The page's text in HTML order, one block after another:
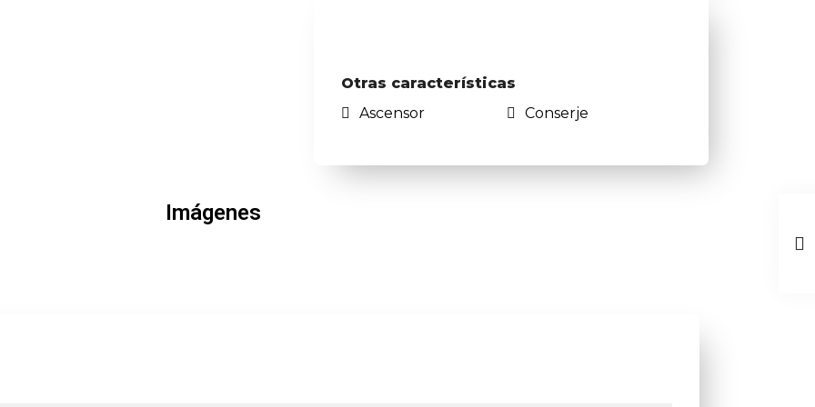
Otras características
Ascensor
Conserje
Imágenes